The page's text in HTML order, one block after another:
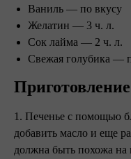
Ваниль — по вкусу
Желатин — 3 ч. л.
Сок лайма — 2 ч. л.
Свежая голубика —
1. Печенье с помощью
добавить масло и еще
должна быть похожа на